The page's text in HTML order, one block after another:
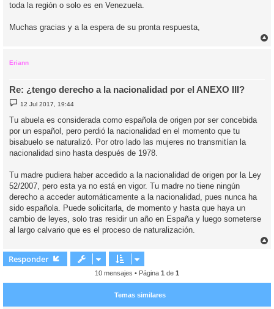
toda la región o solo es en Venezuela.
Muchas gracias y a la espera de su pronta respuesta,
Eriann
Re: ¿tengo derecho a la nacionalidad por el ANEXO III?
M
e
s
a
e
12 Jul 2017, 19:44
Tu abuela es considerada como española de origen por ser concebida
por un español, pero perdió la nacionalidad en el momento que tu
bisabuelo se naturalizó. Por otro lado las mujeres no transmitían la
nacionalidad sino hasta después de 1978.
Tu madre pudiera haber accedido a la nacionalidad de origen por la Ley
52/2007, pero esta ya no está en vigor. Tu madre no tiene ningún
derecho a acceder automáticamente a la nacionalidad, pues nunca ha
sido española. Puede solicitarla, de momento y hasta que haya un
cambio de leyes, solo tras residir un año en España y luego someterse
al largo calvario que es el proceso de naturalización.
a
Responder
10 mensajes • Página 1 de 1
Temas similares